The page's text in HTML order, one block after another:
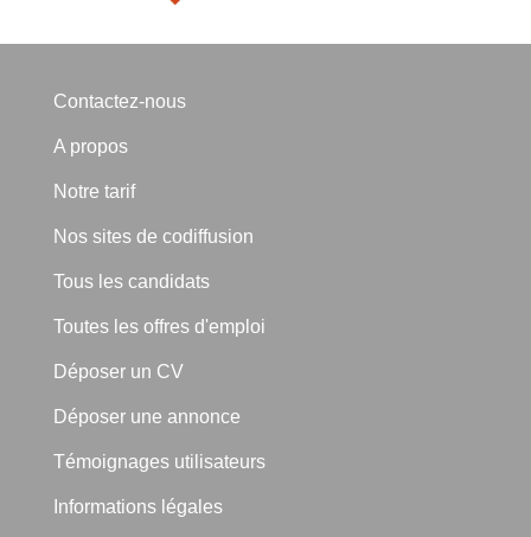
Contactez-nous
A propos
Notre tarif
Nos sites de codiffusion
Tous les candidats
Toutes les offres d'emploi
Déposer un CV
Déposer une annonce
Témoignages utilisateurs
Informations légales